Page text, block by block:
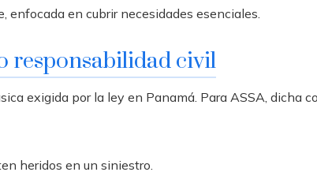
enfocada en cubrir necesidades esenciales.
responsabilidad civil
exigida por la ley en Panamá. Para ASSA, dicha
heridos en un siniestro.